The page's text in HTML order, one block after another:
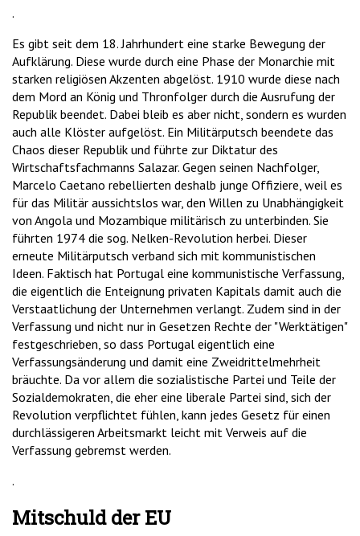
.
Es gibt seit dem 18. Jahrhundert eine starke Bewegung der
Aufklärung. Diese wurde durch eine Phase der Monarchie mit
starken religiösen Akzenten abgelöst. 1910 wurde diese nach
dem Mord an König und Thronfolger durch die Ausrufung der
Republik beendet. Dabei bleib es aber nicht, sondern es wurden
auch alle Klöster aufgelöst. Ein Militärputsch beendete das
Chaos dieser Republik und führte zur Diktatur des
Wirtschaftsfachmanns Salazar. Gegen seinen Nachfolger,
Marcelo Caetano rebellierten deshalb junge Offiziere, weil es
für das Militär aussichtslos war, den Willen zu Unabhängigkeit
von Angola und Mozambique militärisch zu unterbinden. Sie
führten 1974 die sog. Nelken-Revolution herbei. Dieser
erneute Militärputsch verband sich mit kommunistischen
Ideen. Faktisch hat Portugal eine kommunistische Verfassung,
die eigentlich die Enteignung privaten Kapitals damit auch die
Verstaatlichung der Unternehmen verlangt. Zudem sind in der
Verfassung und nicht nur in Gesetzen Rechte der "Werktätigen"
festgeschrieben, so dass Portugal eigentlich eine
Verfassungsänderung und damit eine Zweidrittelmehrheit
bräuchte. Da vor allem die sozialistische Partei und Teile der
Sozialdemokraten, die eher eine liberale Partei sind, sich der
Revolution verpflichtet fühlen, kann jedes Gesetz für einen
durchlässigeren Arbeitsmarkt leicht mit Verweis auf die
Verfassung gebremst werden.
.
Mitschuld der EU